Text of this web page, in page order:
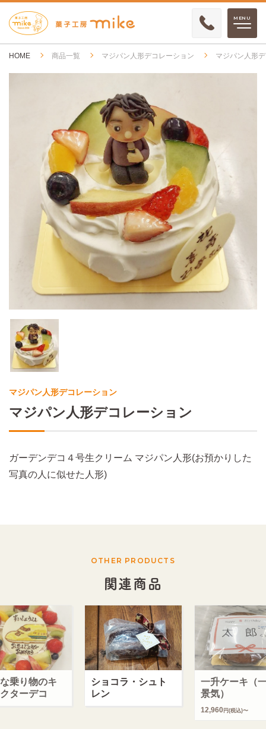
HOME 商品一覧 マジパン人形デコレーション マジパン人形
マジパン人形デコレーション
マジパン人形デコレーション
ガーデンデコ４号生クリーム マジパン人形(お預かりした
写真の人に似せた人形)
OTHER PRODUCTS
関連商品
乗り物のキ
ターデコ
ショコラ・シュト
レン
一升ケーキ（
景気）
12,960 円(税込)〜